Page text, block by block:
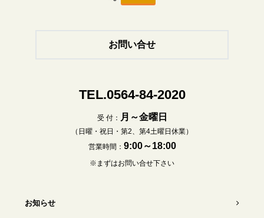
お問い合せ
TEL.0564-84-2020
受 付： 月～金曜日
（日曜・祝日・第2、第4土曜日休業）
営業時間： 9:00～18:00
※まずはお問い合せ下さい
お知らせ